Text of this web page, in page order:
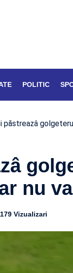
POLITIC
păstreazâ
nu
Vizualizari